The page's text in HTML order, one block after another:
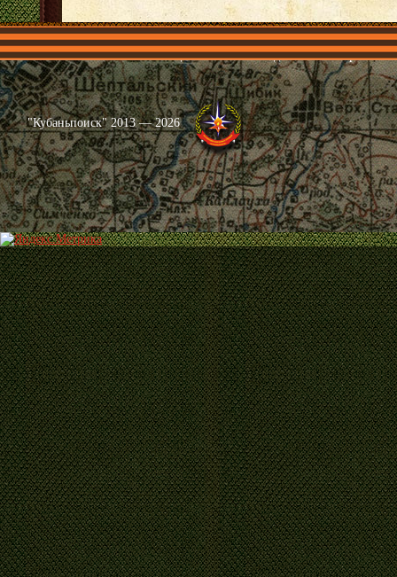
Главная Имена Общественные объединения Проекты
"Кубаньпоиск" 2013 — 2026